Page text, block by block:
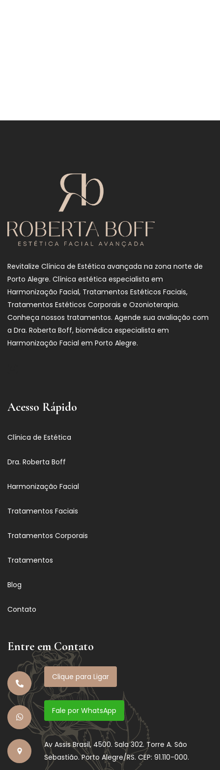
Revitalize Clínica de Estética avançada na zona norte de
Porto Alegre. Clínica estética especialista em
Harmonização Facial, Tratamentos Estéticos Faciais,
Tratamentos Estéticos Corporais e Ozonioterapia.
Conheça nossos tratamentos. Agende sua avaliação com
a Dra. Roberta Boff, biomédica especialista em
Harmonização Facial em Porto Alegre.
Acesso Rápido
Clínica de Estética
Dra. Roberta Boff
Harmonização Facial
Tratamentos Faciais
Tratamentos Corporais
Tratamentos
Blog
Contato
Entre em Contato
Clique para Ligar
Fale por WhatsApp
Av Assis Brasil, 4500. Sala 302. Torre A. São
Sebastião. Porto Alegre/RS. CEP: 91.110-000.